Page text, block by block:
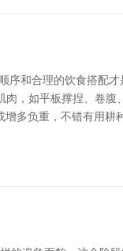
和合理的饮食搭配
，如平板撑捏、卷
多负重，不错有用耕